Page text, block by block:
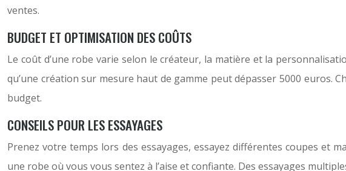
ventes.
BUDGET ET OPTIMISATION DES COÛTS
Le coût d’une robe varie selon le créateur, la matière et la
qu’une création sur mesure haut de gamme peut dépasser 5000
budget.
CONSEILS POUR LES ESSAYAGES
Prenez votre temps lors des essayages, essayez différentes coupes et
une robe où vous vous sentez à l’aise et confiante. Des essayages